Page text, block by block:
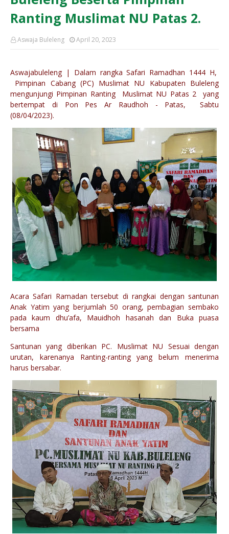
Ranting Muslimat NU Patas 2.
Aswaja Buleleng April 20, 2023
Aswajabuleleng | Dalam rangka Safari Ramadhan 1444 H,
Pimpinan Cabang (PC) Muslimat NU Kabupaten Buleleng
mengunjungi Pimpinan Ranting Muslimat NU Patas 2 yang
bertempat di Pon Pes Ar Raudhoh - Patas, Sabtu
(08/04/2023).
Acara Safari Ramadan tersebut di rangkai dengan santunan
Anak Yatim yang berjumlah 50 orang, pembagian sembako
pada kaum dhu’afa, Mauidhoh hasanah dan Buka puasa
bersama
Santunan yang diberikan PC. Muslimat NU Sesuai dengan
urutan, karenanya Ranting-ranting yang belum menerima
harus bersabar.